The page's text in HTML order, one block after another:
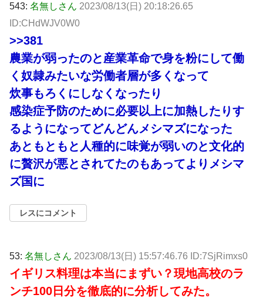
543: 名無しさん 2023/08/13(日) 20:18:26.65
ID:CHdWJV0W0
>>381
農業が弱ったのと産業革命で身を粉にして働
く奴隷みたいな労働者層が多くなって
炊事もろくにしなくなったり
感染症予防のために必要以上に加熱したりす
るようになってどんどんメシマズになった
あともともと人種的に味覚が弱いのと文化的
に贅沢が悪とされてたのもあってよりメシマ
ズ国に
レスにコメント
53: 名無しさん 2023/08/13(日) 15:57:46.76 ID:7SjRimxs0
イギリス料理は本当にまずい？現地高校のラ
ンチ100日分を徹底的に分析してみた。